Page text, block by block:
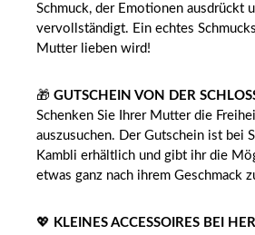
Schmuck, der Emotionen ausdrückt
vervollständigt. Ein echtes
Mutter lieben wird!
🎁 GUTSCHEIN VON DER
Schenken Sie Ihrer Mutter die
auszusuchen. Der Gutschein ist bei
Kambli erhältlich und gibt ihr die
etwas ganz nach ihrem Geschmack
💖 KLEINES ACCESSOIRES BEI